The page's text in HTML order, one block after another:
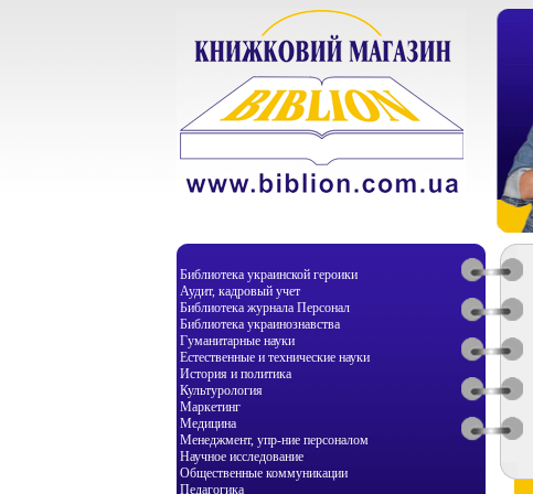
Библиотека украинской героики
Аудит, кадровый учет
Библиотека журнала Персонал
Библиотека украинознавства
Гуманитарные науки
Естественные и технические науки
История и политика
Культурология
Маркетинг
Медицина
Менеджмент, упр-ние персоналом
Научное исследование
Общественные коммуникации
Педагогика